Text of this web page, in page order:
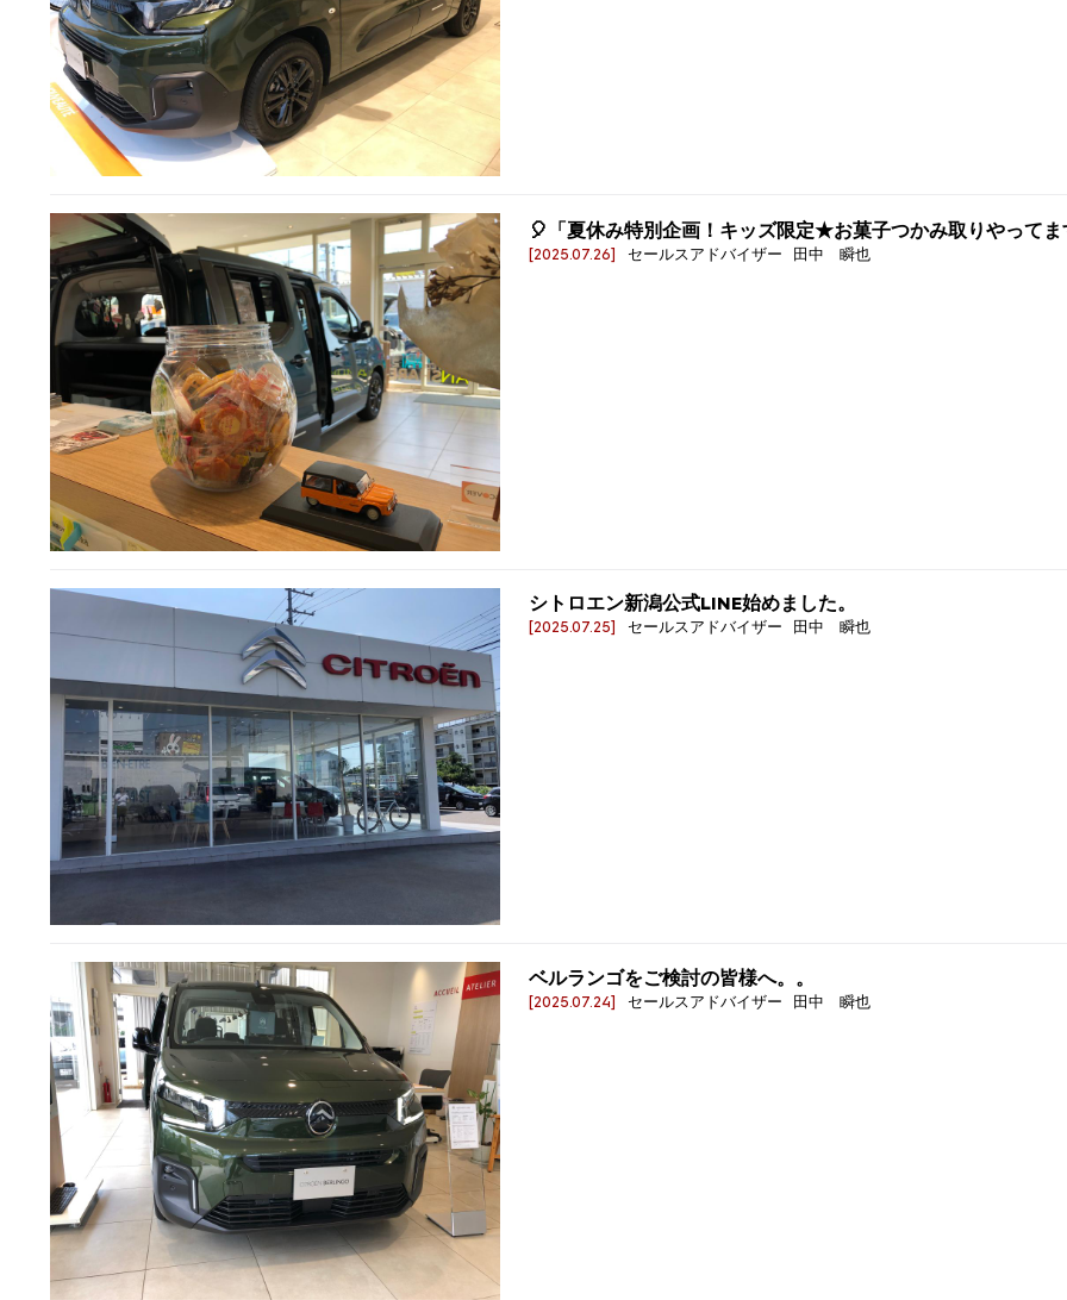
🎈「夏休み特別企画！キッズ限定★お菓子つかみ取りやってま
[2025.07.26] セールスアドバイザー 田中 瞬也
シトロエン新潟公式LINE始めました。
[2025.07.25] セールスアドバイザー 田中 瞬也
ベルランゴをご検討の皆様へ。。
[2025.07.24] セールスアドバイザー 田中 瞬也